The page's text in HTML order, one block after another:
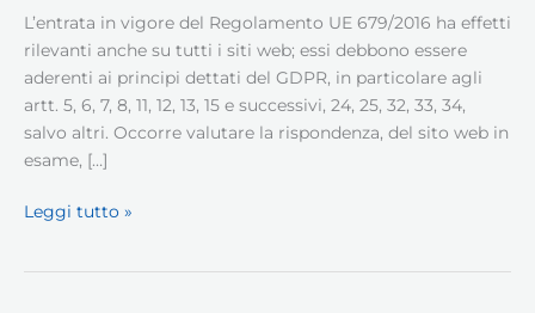
L’entrata in vigore del Regolamento UE 679/2016 ha effetti
rilevanti anche su tutti i siti web; essi debbono essere
aderenti ai principi dettati del GDPR, in particolare agli
artt. 5, 6, 7, 8, 11, 12, 13, 15 e successivi, 24, 25, 32, 33, 34,
salvo altri. Occorre valutare la rispondenza, del sito web in
esame, […]
GDPR
Leggi tutto »